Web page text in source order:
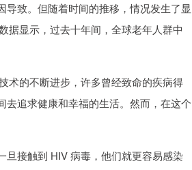
致。但随着时间的推移，情况发生了显
据显示，过去十年间，全球老年人群中
术的不断进步，许多曾经致命的疾病得
追求健康和幸福的生活。然而，在这个
接触到 HIV 病毒，他们就更容易感染